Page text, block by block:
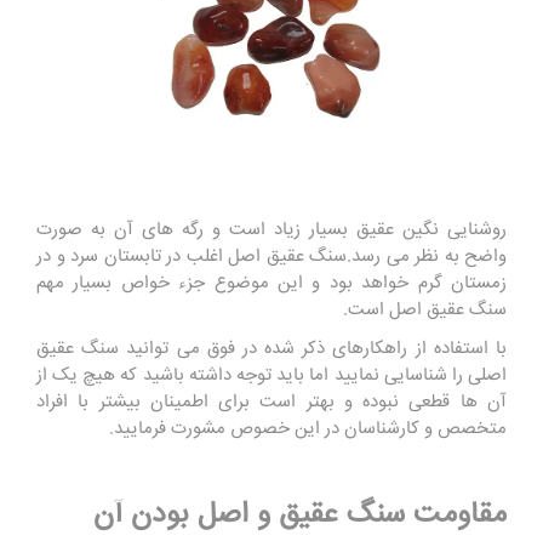
روشنایی نگین عقیق بسیار زیاد است و رگه های آن به صورت
واضح به نظر می رسد.سنگ عقیق اصل اغلب در تابستان سرد و در
زمستان گرم خواهد بود و این موضوع جزء خواص بسیار مهم
سنگ عقیق اصل است.
با استفاده از راهکارهای ذکر شده در فوق می توانید سنگ عقیق
اصلی را شناسایی نمایید اما باید توجه داشته باشید که هیچ یک از
آن ها قطعی نبوده و بهتر است برای اطمینان بیشتر با افراد
متخصص و کارشناسان در این خصوص مشورت فرمایید.
مقاومت سنگ عقیق و اصل بودن آن